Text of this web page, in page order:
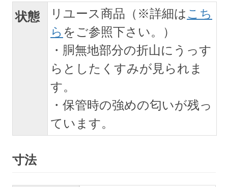
状態 リユース商品（※詳細は こち
ら をご参照下さい。）
・胴無地部分の折山にうっす
らとしたくすみが見られま
す。
・保管時の強めの匂いが残っ
ています。
寸法